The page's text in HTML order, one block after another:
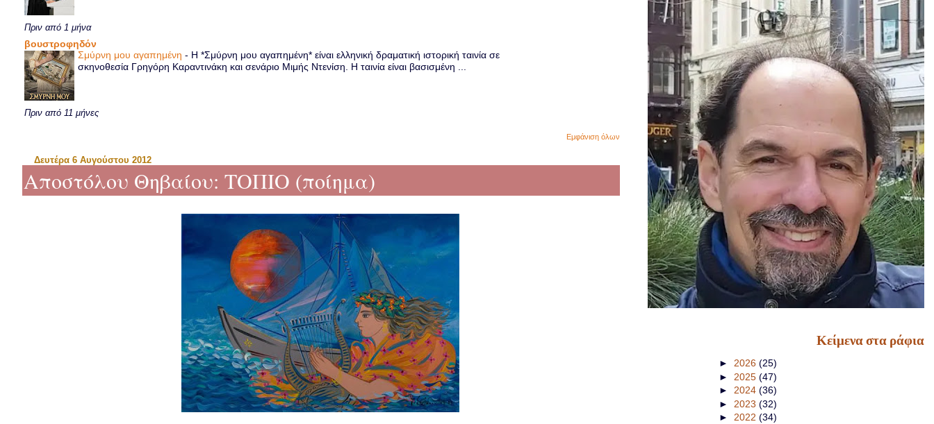
Πριν από 1 μήνα
βουστροφηδόν
Σμύρνη μου αγαπημένη- Η *Σμύρνη μου αγαπημένη* είναι ελληνική δραματική ιστορική ταινία σε
σκηνοθεσία Γρηγόρη Καραντινάκη και σενάριο Μιμής Ντενίση. Η ταινία είναι βασισμένη ...
Πριν από 11 μήνες
Εμφάνιση όλων
Δευτέρα 6 Αυγούστου 2012
Αποστόλου Θηβαίου: ΤΟΠΙΟ (ποίημα)
Κείμενα στα ράφια
► 2026 (25)
► 2025 (47)
► 2024 (36)
► 2023 (32)
► 2022 (34)